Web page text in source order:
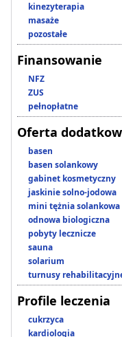
kinezyterapia
masaże
pozostałe
Finansowanie
NFZ
ZUS
pełnopłatne
Oferta
basen
basen solankowy
gabinet kosmetyczny
jaskinie solno-jodowa
mini tężnia solankowa
odnowa biologiczna
pobyty lecznicze
sauna
solarium
turnusy
Profile leczenia
cukrzyca
kardiologia